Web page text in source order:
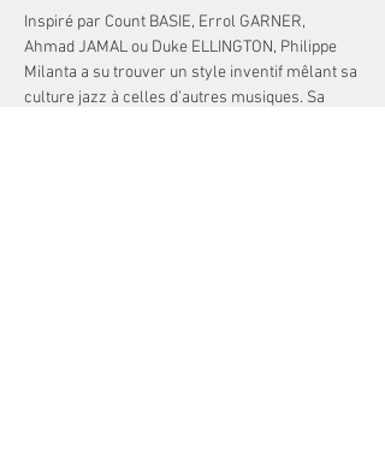
Inspiré par Count BASIE, Errol GARNER,
Ahmad JAMAL ou Duke ELLINGTON, Philippe
Milanta a su trouver un style inventif mêlant sa
culture jazz à celles d’autres musiques. Sa